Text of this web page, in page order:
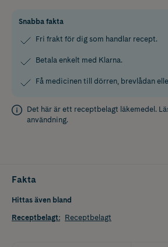
Snabba fakta
Fri frakt för dig som handlar recept.
Betala enkelt med Klarna.
Få medicinen till dörren, brevlådan
Det här är ett receptbelagt läkemedel.
användning.
Fakta
Hittas även bland
Receptbelagt: Receptbelagt